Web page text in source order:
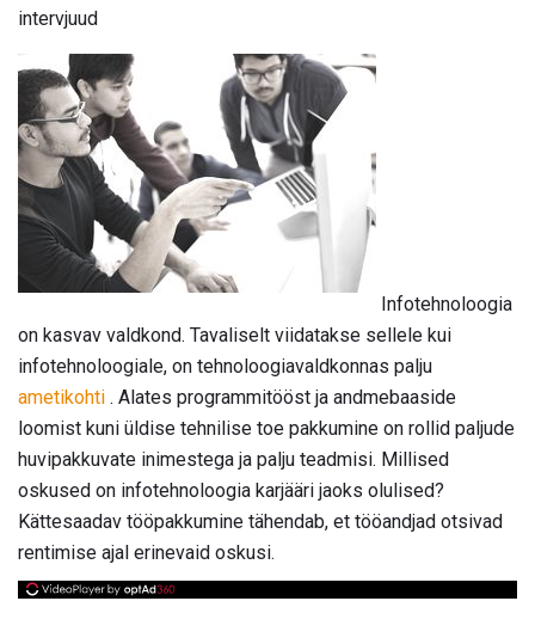
intervjuud
Infotehnoloogia
on kasvav valdkond. Tavaliselt viidatakse sellele kui
infotehnoloogiale, on tehnoloogiavaldkonnas palju
ametikohti . Alates programmitööst ja andmebaaside
loomist kuni üldise tehnilise toe pakkumine on rollid paljude
huvipakkuvate inimestega ja palju teadmisi. Millised
oskused on infotehnoloogia karjääri jaoks olulised?
Kättesaadav tööpakkumine tähendab, et tööandjad otsivad
rentimise ajal erinevaid oskusi.